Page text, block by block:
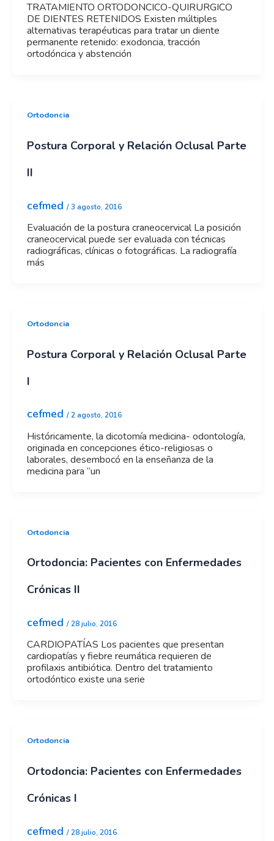
TRATAMIENTO ORTODONCICO-QUIRURGICO
DE DIENTES RETENIDOS Existen múltiples
alternativas terapéuticas para tratar un diente
permanente retenido: exodoncia, tracción
ortodóncica y abstención
Ortodoncia
Postura Corporal y Relación Oclusal Parte
II
cefmed /3 agosto, 2016
Evaluación de la postura craneocervical La posición
craneocervical puede ser evaluada con técnicas
radiográficas, clínicas o fotográficas. La radiografía
más
Ortodoncia
Postura Corporal y Relación Oclusal Parte
I
cefmed /2 agosto, 2016
Históricamente, la dicotomía medicina- odontología,
originada en concepciones ético-religiosas o
laborales, desembocó en la enseñanza de la
medicina para “un
Ortodoncia
Ortodoncia: Pacientes con Enfermedades
Crónicas II
cefmed /28 julio, 2016
CARDIOPATÍAS Los pacientes que presentan
cardiopatías y fiebre reumática requieren de
profilaxis antibiótica. Dentro del tratamiento
ortodóntico existe una serie
Ortodoncia
Ortodoncia: Pacientes con Enfermedades
Crónicas I
cefmed /28 julio, 2016